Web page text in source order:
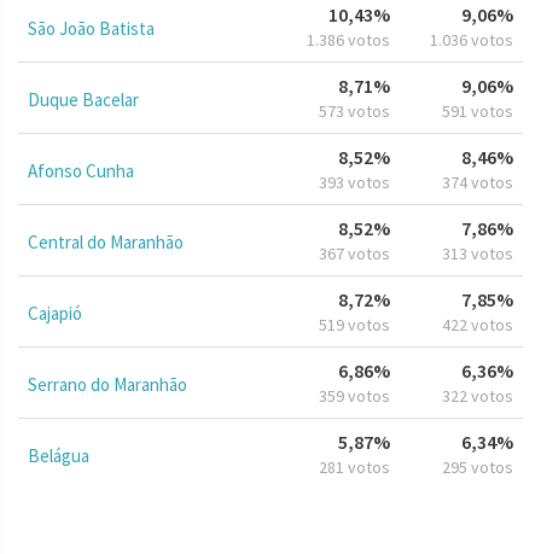
São João Batista
10,43%
1.386 votos
9,06%
1.036 votos
Duque Bacelar
8,71%
573 votos
9,06%
591 votos
Afonso Cunha
8,52%
393 votos
8,46%
374 votos
Central do Maranhão
8,52%
367 votos
7,86%
313 votos
Cajapió
8,72%
519 votos
7,85%
422 votos
Serrano do Maranhão
6,86%
359 votos
6,36%
322 votos
Belágua
5,87%
281 votos
6,34%
295 votos